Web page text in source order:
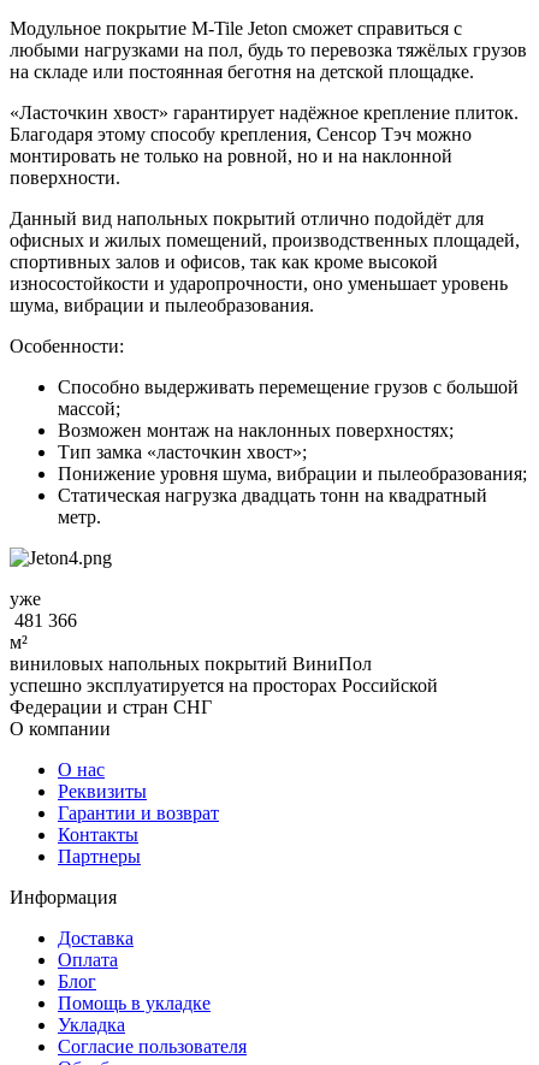
Модульное покрытие M-Tile Jeton сможет справиться с
любыми нагрузками на пол, будь то перевозка тяжёлых грузов
на складе или постоянная беготня на детской площадке.
«Ласточкин хвост» гарантирует надёжное крепление плиток.
Благодаря этому способу крепления, Сенсор Тэч можно
монтировать не только на ровной, но и на наклонной
поверхности.
Данный вид напольных покрытий отлично подойдёт для
офисных и жилых помещений, производственных площадей,
спортивных залов и офисов, так как кроме высокой
износостойкости и ударопрочности, оно уменьшает уровень
шума, вибрации и пылеобразования.
Особенности:
Способно выдерживать перемещение грузов с большой
массой;
Возможен монтаж на наклонных поверхностях;
Тип замка «ласточкин хвост»;
Понижение уровня шума, вибрации и пылеобразования;
Статическая нагрузка двадцать тонн на квадратный
метр.
уже
481 366
м²
виниловых напольных покрытий ВиниПол
успешно эксплуатируется на просторах Российской
Федерации и стран СНГ
О компании
О нас
Реквизиты
Гарантии и возврат
Контакты
Партнеры
Информация
Доставка
Оплата
Блог
Помощь в укладке
Укладка
Согласие пользователя